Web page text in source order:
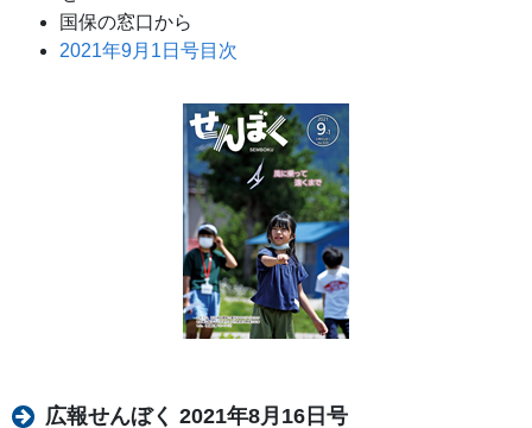
国保の窓口から
2021年9月1日号目次
広報せんぼく 2021年8月16日号